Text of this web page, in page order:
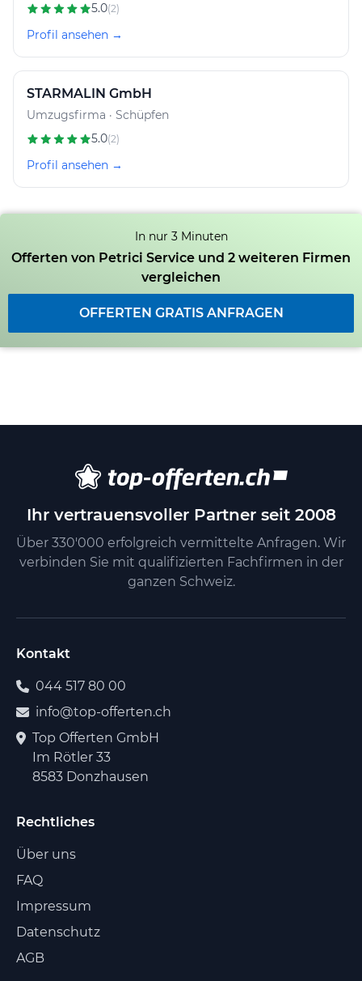
5.0(2)
Profil ansehen →
STARMALIN GmbH
Umzugsfirma · Schüpfen
5.0(2)
Profil ansehen →
In nur 3 Minuten
Offerten von Petrici Service und 2 weiteren Firmen
vergleichen
OFFERTEN GRATIS ANFRAGEN
Ihr vertrauensvoller Partner seit 2008
Über 330'000 erfolgreich vermittelte Anfragen. Wir
verbinden Sie mit qualifizierten Fachfirmen in der
ganzen Schweiz.
Kontakt
044 517 80 00
info@top-offerten.ch
Top Offerten GmbH
Im Rötler 33
8583 Donzhausen
Rechtliches
Über uns
FAQ
Impressum
Datenschutz
AGB